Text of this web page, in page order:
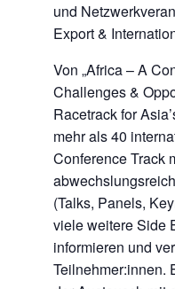
und
Export &
Von „Africa – A
Challenges &
Racetrack for
mehr als 40
Conference Track
(Talks, Panels,
viele weitere Side
informieren und
Teilnehmer:innen.